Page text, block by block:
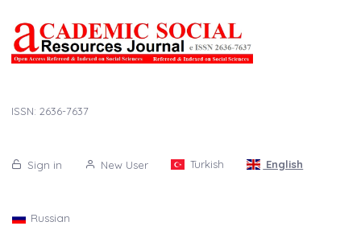
ISSN: 2636-7637
Sign in New User Turkish English
Russian